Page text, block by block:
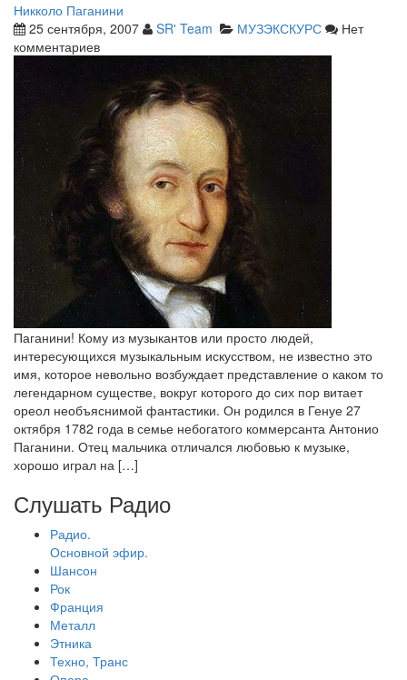
Никколо Паганини
25 сентября, 2007
SR' Team МУЗЭКСКУРС
Нет
комментариев
Паганини! Кому из музыкантов или просто людей,
интересующихся музыкальным искусством, не известно это
имя, которое невольно возбуждает представление о каком то
легендарном существе, вокруг которого до сих пор витает
ореол необъяснимой фантастики. Он родился в Генуе 27
октября 1782 года в семье небогатого коммерсанта Антонио
Паганини. Отец мальчика отличался любовью к музыке,
хорошо играл на […]
Слушать Радио
Радио.
Основной эфир.
Шансон
Рок
Франция
Металл
Этника
Техно, Транс